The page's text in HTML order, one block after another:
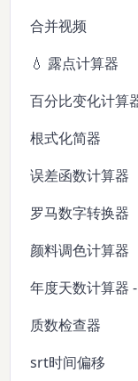
合并视频
💧 露点计算器
百分比变化计算
根式化简器
误差函数计算器
罗马数字转换器
颜料调色计算器
年度天数计算器
质数检查器
srt时间偏移